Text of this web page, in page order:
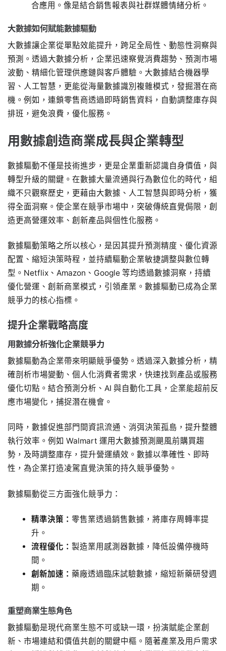
合應用。像是結合銷售報表與社群媒體情緒分析。
大數據如何賦能數據驅動
大數據讓企業從單點效能提升，跨足全局性、動態性洞察與
預測。透過大數據分析，企業迅速察覺消費趨勢、預測市場
波動、精細化管理供應鏈與客戶體驗。大數據結合機器學
習、人工智慧，更能從海量數據識別複雜模式，發掘潛在商
機。例如，連鎖零售商透過即時銷售資料，自動調整庫存與
排班，避免浪費，優化服務。
用數據創造商業成長與企業轉型
數據驅動不僅是技術進步，更是企業重新認識自身價值，與
轉型升級的關鍵。在數據大量流通與行為數位化的時代，組
織不只觀察歷史，更藉由大數據、人工智慧與即時分析，獲
得全面洞察。使企業在競爭市場中，突破傳統直覺侷限，創
造更高營運效率、創新產品與個性化服務。
數據驅動策略之所以核心，是因其提升預測精度、優化資源
配置、縮短決策時程，並持續驅動企業敏捷調整與數位轉
型。Netflix、Amazon、Google 等均透過數據洞察，持續
優化營運、創新商業模式，引領產業。數據驅動已成為企業
競爭力的核心指標。
提升企業戰略高度
用數據分析強化企業競爭力
數據驅動為企業帶來明顯競爭優勢。透過深入數據分析，精
確剖析市場變動、個人化消費者需求，快速找到產品或服務
優化切點。結合預測分析、AI 與自動化工具，企業能超前反
應市場變化，捕捉潛在機會。
同時，數據促進部門間資訊流通、消弭決策孤島，提升整體
執行效率。例如 Walmart 運用大數據預測颶風前購買趨
勢，及時調整庫存，提升營運績效。數據以準確性、即時
性，為企業打造凌駕直覺決策的持久競爭優勢。
數據驅動從三方面強化競爭力：
精準決策： 零售業透過銷售數據，將庫存周轉率提
升。
流程優化： 製造業用感測器數據，降低設備停機時
間。
創新加速： 藥廠透過臨床試驗數據，縮短新藥研發週
期。
重塑商業生態角色
數據驅動是現代商業生態不可或缺一環，扮演賦能企業創
新、市場連結和價值共創的關鍵中樞。隨著產業及用戶需求